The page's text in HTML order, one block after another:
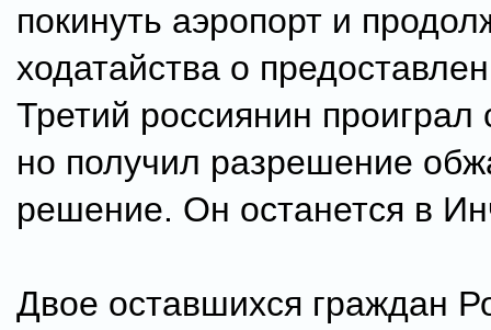
покинуть аэропорт и
ходатайства о
Третий россиянин проиграл
но получил разрешение
решение. Он останется в
Двое оставшихся граждан